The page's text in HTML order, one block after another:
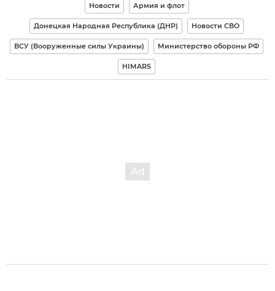
Новости Армия и флот
Донецкая Народная Республика (ДНР) Новости СВО
ВСУ (Вооруженные силы Украины) Министерство обороны РФ
HIMARS